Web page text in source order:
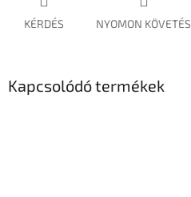
KÉRDÉS NYOMON KÖVETÉS
Kapcsolódó termékek